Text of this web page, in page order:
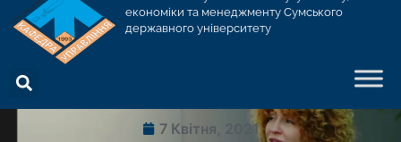
економіки та менеджменту Сумського
державного університету
7 Квітня, 2021